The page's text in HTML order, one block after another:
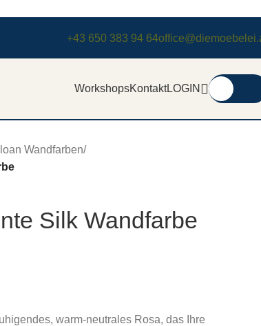
+43 650 383 94 64
WorkshopsKontaktLOGIN
Wandfarben/
Silk Wandfarbe
warm-neutrales Rosa, das Ihre